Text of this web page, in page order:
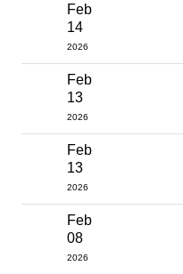
Feb
14
2026
Feb
13
2026
Feb
13
2026
Feb
08
2026